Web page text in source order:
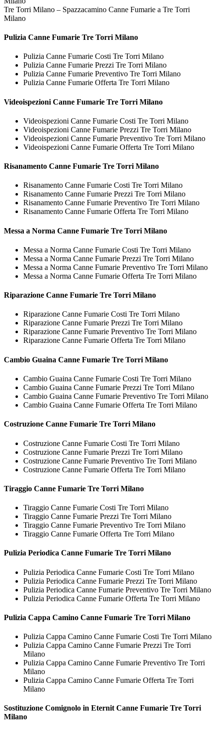
Tre Torri Milano – Spazzacamino Canne Fumarie a Tre Torri
Milano
Pulizia Canne Fumarie Tre Torri Milano
Pulizia Canne Fumarie Costi Tre Torri Milano
Pulizia Canne Fumarie Prezzi Tre Torri Milano
Pulizia Canne Fumarie Preventivo Tre Torri Milano
Pulizia Canne Fumarie Offerta Tre Torri Milano
Videoispezioni Canne Fumarie Tre Torri Milano
Videoispezioni Canne Fumarie Costi Tre Torri Milano
Videoispezioni Canne Fumarie Prezzi Tre Torri Milano
Videoispezioni Canne Fumarie Preventivo Tre Torri Milano
Videoispezioni Canne Fumarie Offerta Tre Torri Milano
Risanamento Canne Fumarie Tre Torri Milano
Risanamento Canne Fumarie Costi Tre Torri Milano
Risanamento Canne Fumarie Prezzi Tre Torri Milano
Risanamento Canne Fumarie Preventivo Tre Torri Milano
Risanamento Canne Fumarie Offerta Tre Torri Milano
Messa a Norma Canne Fumarie Tre Torri Milano
Messa a Norma Canne Fumarie Costi Tre Torri Milano
Messa a Norma Canne Fumarie Prezzi Tre Torri Milano
Messa a Norma Canne Fumarie Preventivo Tre Torri Milano
Messa a Norma Canne Fumarie Offerta Tre Torri Milano
Riparazione Canne Fumarie Tre Torri Milano
Riparazione Canne Fumarie Costi Tre Torri Milano
Riparazione Canne Fumarie Prezzi Tre Torri Milano
Riparazione Canne Fumarie Preventivo Tre Torri Milano
Riparazione Canne Fumarie Offerta Tre Torri Milano
Cambio Guaina Canne Fumarie Tre Torri Milano
Cambio Guaina Canne Fumarie Costi Tre Torri Milano
Cambio Guaina Canne Fumarie Prezzi Tre Torri Milano
Cambio Guaina Canne Fumarie Preventivo Tre Torri Milano
Cambio Guaina Canne Fumarie Offerta Tre Torri Milano
Costruzione Canne Fumarie Tre Torri Milano
Costruzione Canne Fumarie Costi Tre Torri Milano
Costruzione Canne Fumarie Prezzi Tre Torri Milano
Costruzione Canne Fumarie Preventivo Tre Torri Milano
Costruzione Canne Fumarie Offerta Tre Torri Milano
Tiraggio Canne Fumarie Tre Torri Milano
Tiraggio Canne Fumarie Costi Tre Torri Milano
Tiraggio Canne Fumarie Prezzi Tre Torri Milano
Tiraggio Canne Fumarie Preventivo Tre Torri Milano
Tiraggio Canne Fumarie Offerta Tre Torri Milano
Pulizia Periodica Canne Fumarie Tre Torri Milano
Pulizia Periodica Canne Fumarie Costi Tre Torri Milano
Pulizia Periodica Canne Fumarie Prezzi Tre Torri Milano
Pulizia Periodica Canne Fumarie Preventivo Tre Torri Milano
Pulizia Periodica Canne Fumarie Offerta Tre Torri Milano
Pulizia Cappa Camino Canne Fumarie Tre Torri Milano
Pulizia Cappa Camino Canne Fumarie Costi Tre Torri Milano
Pulizia Cappa Camino Canne Fumarie Prezzi Tre Torri
Milano
Pulizia Cappa Camino Canne Fumarie Preventivo Tre Torri
Milano
Pulizia Cappa Camino Canne Fumarie Offerta Tre Torri
Milano
Sostituzione Comignolo in Eternit Canne Fumarie Tre Torri
Milano